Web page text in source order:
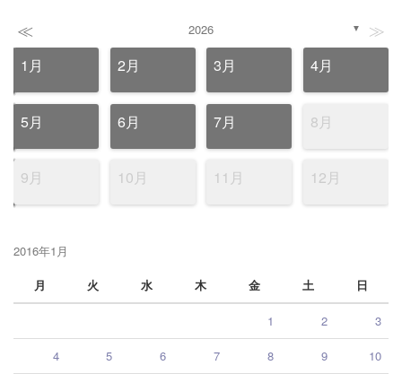
≪ 2026 ▼ ≫
1月 2月 3月 4月
5月 6月 7月 8月
9月 10月 11月 12月
2016年1月
月
火 水 木 金 土 日
1 2 3
4 5 6 7 8 9 10